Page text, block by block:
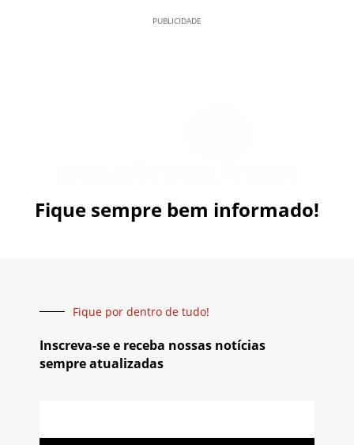
PUBLICIDADE
Fique sempre bem informado!
Fique por dentro de tudo!
Inscreva-se e receba nossas notícias
sempre atualizadas